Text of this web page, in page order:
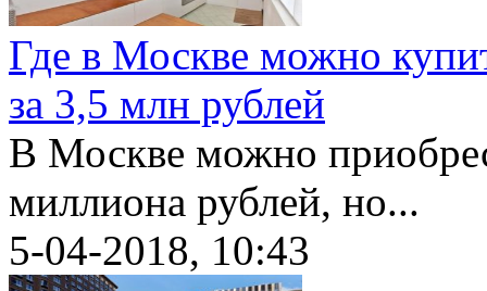
Где в Москве можно
за 3,5 млн рублей
В Москве можно
миллиона рублей, но...
5-04-2018, 10:43